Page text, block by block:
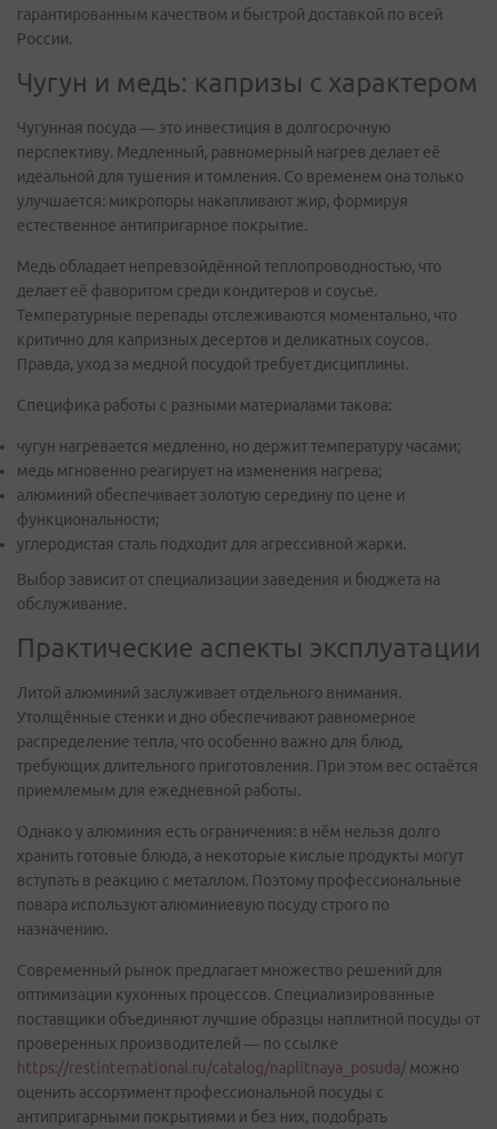
гарантированным качеством и быстрой доставкой по всей
России.
Чугун и медь: капризы с характером
Чугунная посуда — это инвестиция в долгосрочную
перспективу. Медленный, равномерный нагрев делает её
идеальной для тушения и томления. Со временем она только
улучшается: микропоры накапливают жир, формируя
естественное антипригарное покрытие.
Медь обладает непревзойдённой теплопроводностью, что
делает её фаворитом среди кондитеров и соусье.
Температурные перепады отслеживаются моментально, что
критично для капризных десертов и деликатных соусов.
Правда, уход за медной посудой требует дисциплины.
Специфика работы с разными материалами такова:
чугун нагревается медленно, но держит температуру часами;
медь мгновенно реагирует на изменения нагрева;
алюминий обеспечивает золотую середину по цене и
функциональности;
углеродистая сталь подходит для агрессивной жарки.
Выбор зависит от специализации заведения и бюджета на
обслуживание.
Практические аспекты эксплуатации
Литой алюминий заслуживает отдельного внимания.
Утолщённые стенки и дно обеспечивают равномерное
распределение тепла, что особенно важно для блюд,
требующих длительного приготовления. При этом вес остаётся
приемлемым для ежедневной работы.
Однако у алюминия есть ограничения: в нём нельзя долго
хранить готовые блюда, а некоторые кислые продукты могут
вступать в реакцию с металлом. Поэтому профессиональные
повара используют алюминиевую посуду строго по
назначению.
Современный рынок предлагает множество решений для
оптимизации кухонных процессов. Специализированные
поставщики объединяют лучшие образцы наплитной посуды от
проверенных производителей — по ссылке
https://restinternational.ru/catalog/naplitnaya_posuda/ можно
оценить ассортимент профессиональной посуды с
антипригарными покрытиями и без них, подобрать